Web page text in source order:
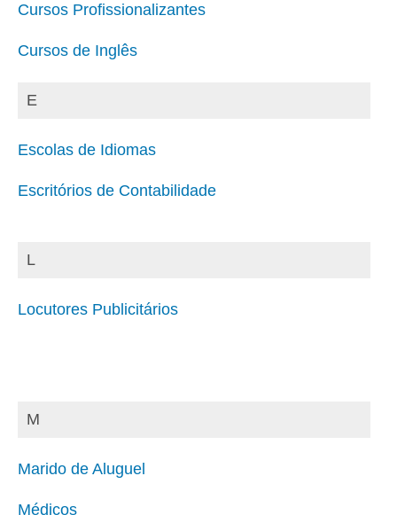
Cursos Profissionalizantes
Cursos de Inglês
E
Escolas de Idiomas
Escritórios de Contabilidade
L
Locutores Publicitários
M
Marido de Aluguel
Médicos